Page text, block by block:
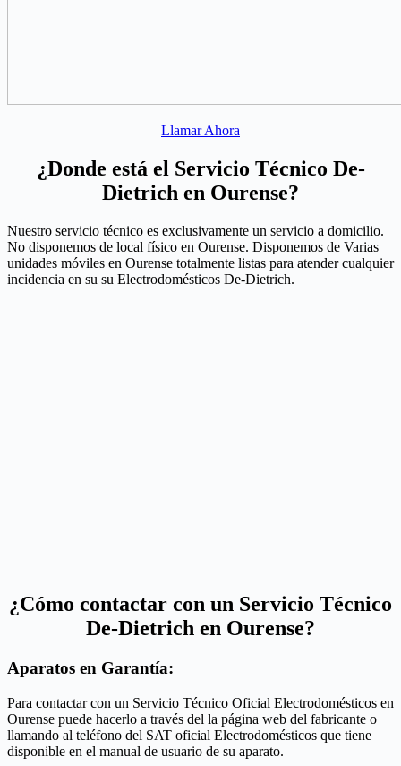
Llamar Ahora
¿Donde está el Servicio Técnico De-
Dietrich en Ourense?
Nuestro servicio técnico es exclusivamente un servicio a domicilio.
No disponemos de local físico en Ourense. Disponemos de Varias
unidades móviles en Ourense totalmente listas para atender cualquier
incidencia en su su Electrodomésticos De-Dietrich.
¿Cómo contactar con un Servicio Técnico
De-Dietrich en Ourense?
Aparatos en Garantía:
Para contactar con un Servicio Técnico Oficial Electrodomésticos en
Ourense puede hacerlo a través del la página web del fabricante o
llamando al teléfono del SAT oficial Electrodomésticos que tiene
disponible en el manual de usuario de su aparato.